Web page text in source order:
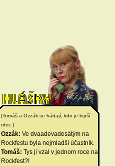
(Tomáš a Ozzák se hádají, kdo je lepší
otec.)
Ozzák: Ve dvaadevadesátým na
Rockfestu byla nejmladší účastník.
Tomáš: Tys ji vzal v jednom roce na
Rockfest?!